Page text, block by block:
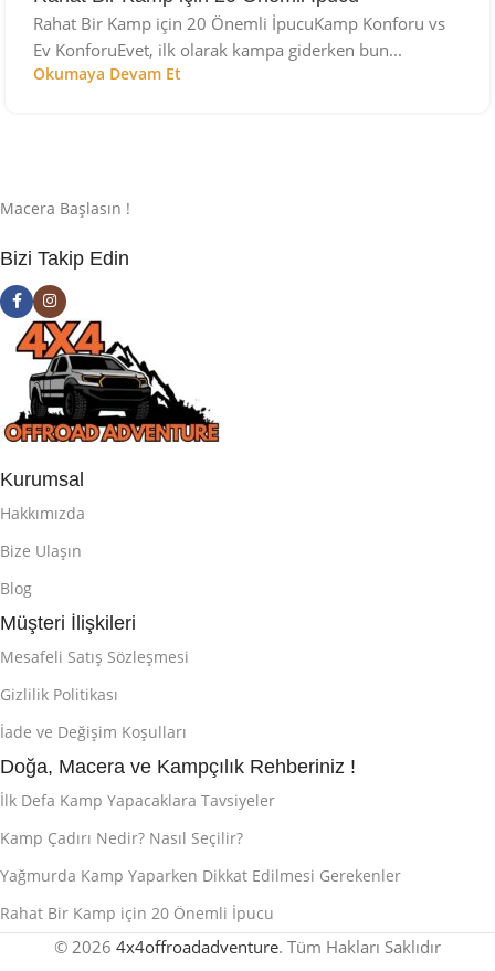
Rahat Bir Kamp için 20 Önemli İpucuKamp Konforu vs
Ev KonforuEvet, ilk olarak kampa giderken bun...
Okumaya Devam Et
Macera Başlasın !
Bizi Takip Edin
Kurumsal
Hakkımızda
Bize Ulaşın
Blog
Müşteri İlişkileri
Mesafeli Satış Sözleşmesi
Gizlilik Politikası
İade ve Değişim Koşulları
Doğa, Macera ve Kampçılık Rehberiniz !
İlk Defa Kamp Yapacaklara Tavsiyeler
Kamp Çadırı Nedir? Nasıl Seçilir?
Yağmurda Kamp Yaparken Dikkat Edilmesi Gerekenler
Rahat Bir Kamp için 20 Önemli İpucu
© 2026 4x4offroadadventure. Tüm Hakları Saklıdır